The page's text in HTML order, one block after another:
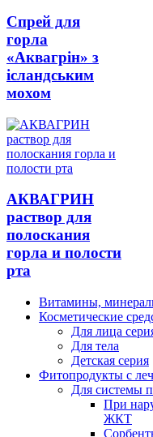
Спрей для
горла
«Аквагрін» з
ісландським
мохом
АКВАГРИН
раствор для
полоскания
горла и полости
рта
Витамины,
Косметические
Для лица
Для тела
Детская серия
Фитопродукты с
Для системы
При
ЖКТ